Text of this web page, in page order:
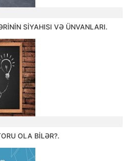
SİYAHISI VƏ ÜNVANLARI.
OLA BİLƏR?.